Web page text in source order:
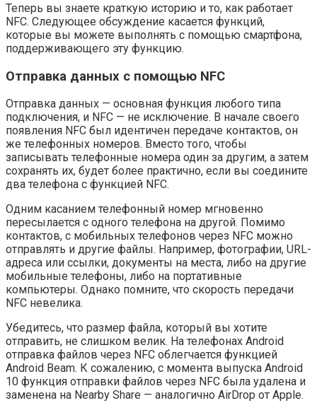
Теперь вы знаете краткую историю и то, как работает
NFC. Следующее обсуждение касается функций,
которые вы можете выполнять с помощью смартфона,
поддерживающего эту функцию.
Отправка данных с помощью NFC
Отправка данных — основная функция любого типа
подключения, и NFC — не исключение. В начале своего
появления NFC был идентичен передаче контактов, он
же телефонных номеров. Вместо того, чтобы
записывать телефонные номера один за другим, а затем
сохранять их, будет более практично, если вы соедините
два телефона с функцией NFC.
Одним касанием телефонный номер мгновенно
пересылается с одного телефона на другой. Помимо
контактов, с мобильных телефонов через NFC можно
отправлять и другие файлы. Например, фотографии, URL-
адреса или ссылки, документы на места, либо на другие
мобильные телефоны, либо на портативные
компьютеры. Однако помните, что скорость передачи
NFC невелика.
Убедитесь, что размер файла, который вы хотите
отправить, не слишком велик. На телефонах Android
отправка файлов через NFC облегчается функцией
Android Beam. К сожалению, с момента выпуска Android
10 функция отправки файлов через NFC была удалена и
заменена на Nearby Share — аналогично AirDrop от Apple.